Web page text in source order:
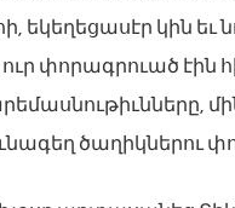
եկեղեցասէր կին եւ
փորագրուած էին
ծաղիկներու